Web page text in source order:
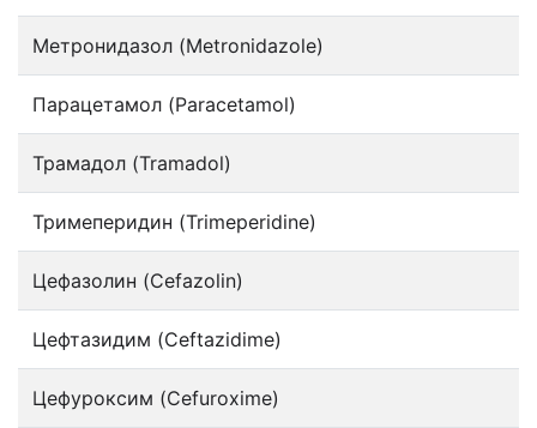
Метронидазол (Metronidazole)
Парацетамол (Paracetamol)
Трамадол (Tramadol)
Тримеперидин (Trimeperidine)
Цефазолин (Cefazolin)
Цефтазидим (Ceftazidime)
Цефуроксим (Cefuroxime)